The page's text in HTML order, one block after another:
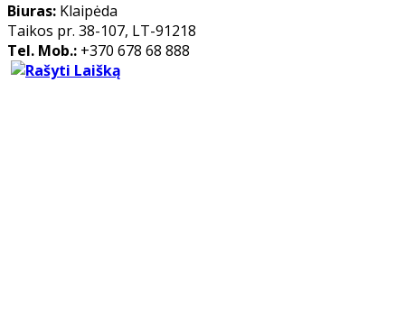
Biuras: Klaipėda
Taikos pr. 38-107, LT-91218
Tel. Mob.: +370 678 68 888